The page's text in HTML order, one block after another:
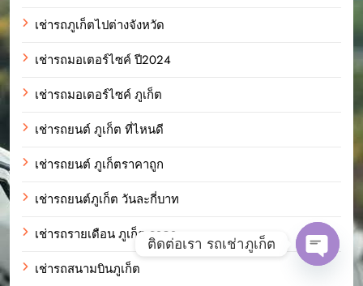
เช่ารถภูเก็ตไปต่างจังหวัด
เช่ารถมอเตอร์ไซค์ ปี2024
เช่ารถมอเตอร์ไซค์ ภูเก็ต
เช่ารถยนต์ ภูเก็ต ที่ไหนดี
เช่ารถยนต์ ภูเก็ตราคาถูก
เช่ารถยนต์ภูเก็ต วันละกี่บาท
เช่ารถรายเดือน ภูเก็ต ราคา
เช่ารถสนามบินภูเก็ต
ติดต่อเรา รถเช่าภูเก็ต
Open